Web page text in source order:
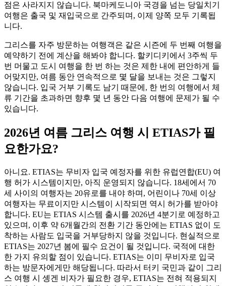
점은 사라지지 않습니다. 북마케도니아 국경을 넘는 당일치기
여행은 출국 및 재입국으로 간주되며, 이제 양쪽 모두 기록됩
니다.
그리스를 자주 방문하는 여행객은 같은 시즌에 두 번째 여행을
예약하기 전에 계산을 해봐야 합니다. 할키디키에서 3주씩 두
번 머물고 도시 여행을 한 번 하는 것은 제한 내에 편안하게 들
어맞지만, 여름 동안 연속적으로 몇 달을 보내는 것은 그렇지
않습니다. 입국 거부 기록도 남기 때문에, 한 번의 여행에서 체
류 기간을 초과하면 향후 몇 년 동안 다음 여행에 문제가 될 수
있습니다.
2026년 여름 그리스 여행 시 ETIAS가 필
요한가요?
아니요. ETIAS는 무비자 입국 예정자를 위한 유럽연합(EU) 여
행 허가 시스템이지만, 아직 운영되지 않습니다. 18세에서 70
세 사이의 여행자는 20유로를 내야 하며, 어린이나 70세 이상
여행자는 무료이지만 시스템이 시작되면 역시 허가를 받아야
합니다. EU는 ETIAS 시스템 출시를 2026년 4분기로 예정하고
있으며, 이후 약 6개월간의 전환 기간 동안에는 ETIAS 없이 도
착하는 사람도 입국을 거부당하지 않을 것입니다. 현실적으로
ETIAS는 2027년 봄에 필수 요건이 될 것입니다. 국적에 대한
한 가지 유의할 점이 있습니다. ETIAS는 이미 무비자로 입국
하는 방문자에게만 해당됩니다. 따라서 터키 국민과 같이 그리
스 여행 시 솅겐 비자가 필요한 경우, ETIAS는 전혀 적용되지